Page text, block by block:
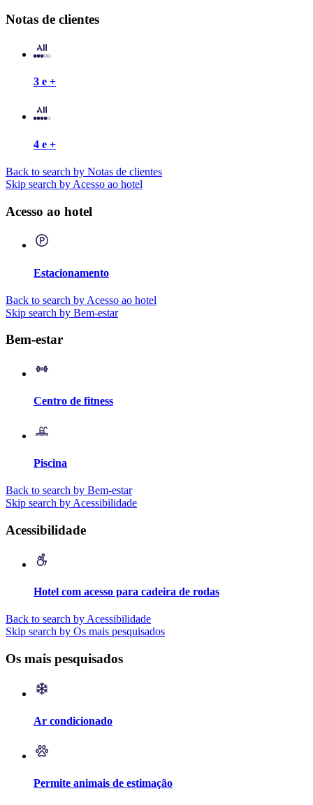
Notas de clientes
3 e +
4 e +
Back to search by Notas de clientes
Skip search by Acesso ao hotel
Acesso ao hotel
Estacionamento
Back to search by Acesso ao hotel
Skip search by Bem-estar
Bem-estar
Centro de fitness
Piscina
Back to search by Bem-estar
Skip search by Acessibilidade
Acessibilidade
Hotel com acesso para cadeira de rodas
Back to search by Acessibilidade
Skip search by Os mais pesquisados
Os mais pesquisados
Ar condicionado
Permite animais de estimação